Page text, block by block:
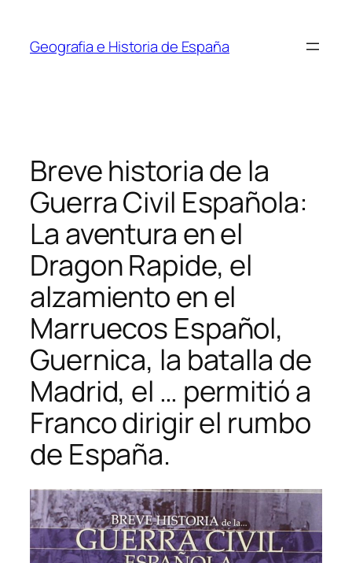
contenido
Geografia e Historia de España
Breve historia de la
Guerra Civil Española:
La aventura en el
Dragon Rapide, el
alzamiento en el
Marruecos Español,
Guernica, la batalla de
Madrid, el … permitió a
Franco dirigir el rumbo
de España.